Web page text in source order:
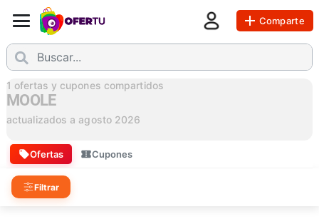
Comparte
1 ofertas y cupones compartidos
MOOLE
actualizados a agosto 2026
Ofertas Cupones
Filtrar